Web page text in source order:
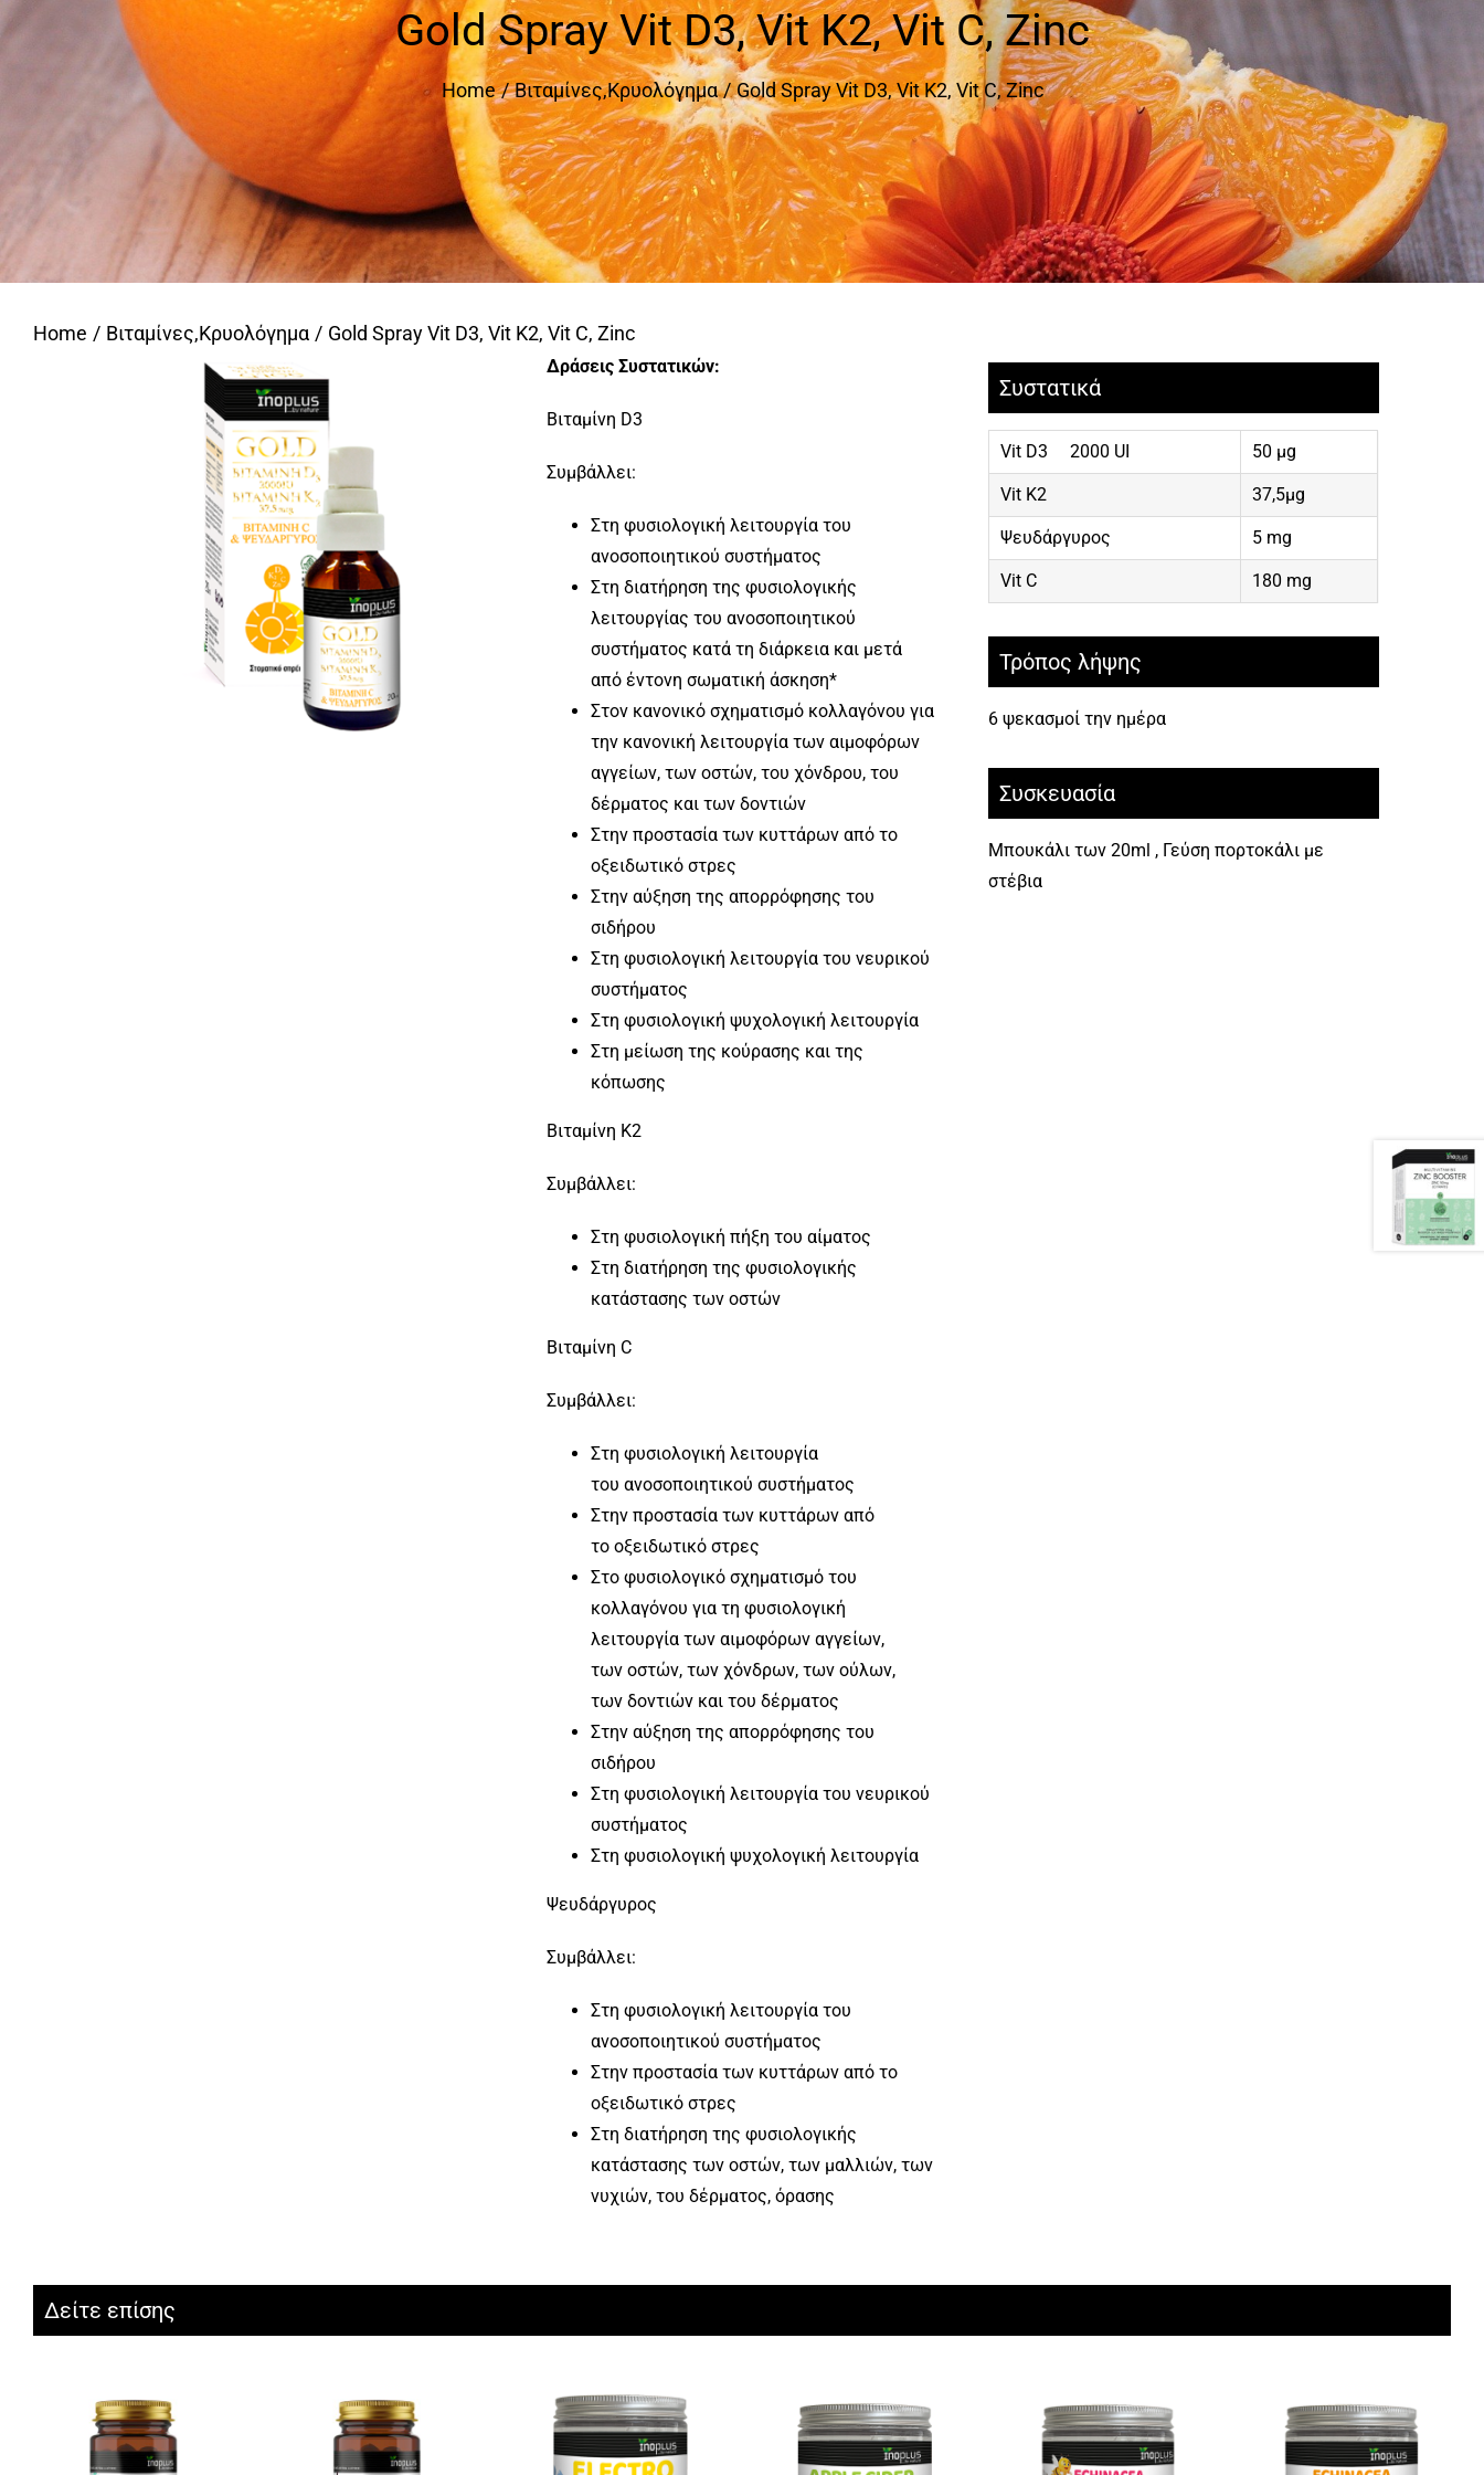
Gold Spray Vit D3, Vit K2, Vit C, Zinc
Home Βιταμίνες,Κρυολόγημα Gold Spray Vit D3, Vit K2, Vit C, Zinc
Home Βιταμίνες,Κρυολόγημα Gold Spray Vit D3, Vit K2, Vit C, Zinc
Δράσεις Συστατικών:
Βιταμίνη D3
Συμβάλλει:
Στη φυσιολογική λειτουργία του
ανοσοποιητικού συστήματος
Στη διατήρηση της φυσιολογικής
λειτουργίας του ανοσοποιητικού
συστήµατος κατά τη διάρκεια και µετά
από έντονη σωµατική άσκηση*
Στον κανονικό σχηµατισµό κολλαγόνου για
την κανονική λειτουργία των αιµοφόρων
αγγείων, των οστών, του χόνδρου, του
δέρµατος και των δοντιών
Στην προστασία των κυττάρων από το
οξειδωτικό στρες
Στην αύξηση της απορρόφησης του
σιδήρου
Στη φυσιολογική λειτουργία του νευρικού
συστήματος
Στη φυσιολογική ψυχολογική λειτουργία
Στη µείωση της κούρασης και της
κόπωσης
Βιταμίνη Κ2
Συμβάλλει:
Στη φυσιολογική πήξη του αίματος
Στη διατήρηση της φυσιολογικής
κατάστασης των οστών
Βιταμίνη C
Συμβάλλει:
Στη φυσιολογική λειτουργία
του ανοσοποιητικού συστήματος
Στην προστασία των κυττάρων από
το οξειδωτικό στρες
Στο φυσιολογικό σχηματισμό του
κολλαγόνου για τη φυσιολογική
λειτουργία των αιμοφόρων αγγείων,
των οστών, των χόνδρων, των ούλων,
των δοντιών και του δέρματος
Στην αύξηση της απορρόφησης του
σιδήρου
Στη φυσιολογική λειτουργία του νευρικού
συστήματος
Στη φυσιολογική ψυχολογική λειτουργία
Ψευδάργυρος
Συμβάλλει:
Στη φυσιολογική λειτουργία του
ανοσοποιητικού συστήματος
Στην προστασία των κυττάρων από το
οξειδωτικό στρες
Στη διατήρηση της φυσιολογικής
κατάστασης των οστών, των μαλλιών, των
νυχιών, του δέρματος, όρασης
Συστατικά
Vit D3 2000 UI 50 μg
Vit K2 37,5μg
Ψευδάργυρος 5 mg
Vit C 180 mg
Τρόπος λήψης
6 ψεκασμοί την ημέρα
Συσκευασία
Μπουκάλι των 20ml , Γεύση πορτοκάλι με
στέβια
Δείτε επίσης